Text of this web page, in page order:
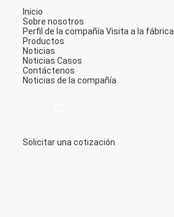
Inicio
Sobre nosotros
Perfil de la compañía Visita a la fábrica
Productos
Noticias
Noticias Casos
Contáctenos
Noticias de la compañía
Solicitar una cotización